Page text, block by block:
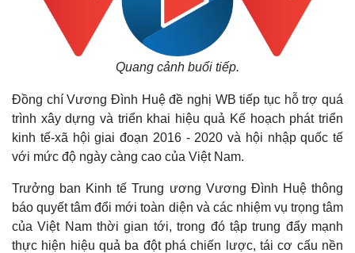
Quang cảnh buổi tiếp.
Đồng chí Vương Đình Huệ đề nghị WB tiếp tục hỗ trợ quá
trình xây dựng và triển khai hiệu quả Kế hoạch phát triển
kinh tế-xã hội giai đoạn 2016 - 2020 và hội nhập quốc tế
với mức độ ngày càng cao của Việt Nam.
Trưởng ban Kinh tế Trung ương Vương Đình Huệ thông
báo quyết tâm đổi mới toàn diện và các nhiệm vụ trọng tâm
của Việt Nam thời gian tới, trong đó tập trung đẩy mạnh
thực hiện hiệu quả ba đột phá chiến lược, tái cơ cấu nền